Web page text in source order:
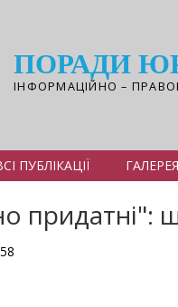
ПОРАДИ
ІНФОРМАЦІЙНО –
ПУБЛІКАЦІЇ ГАЛЕРЕЯ
придатні":